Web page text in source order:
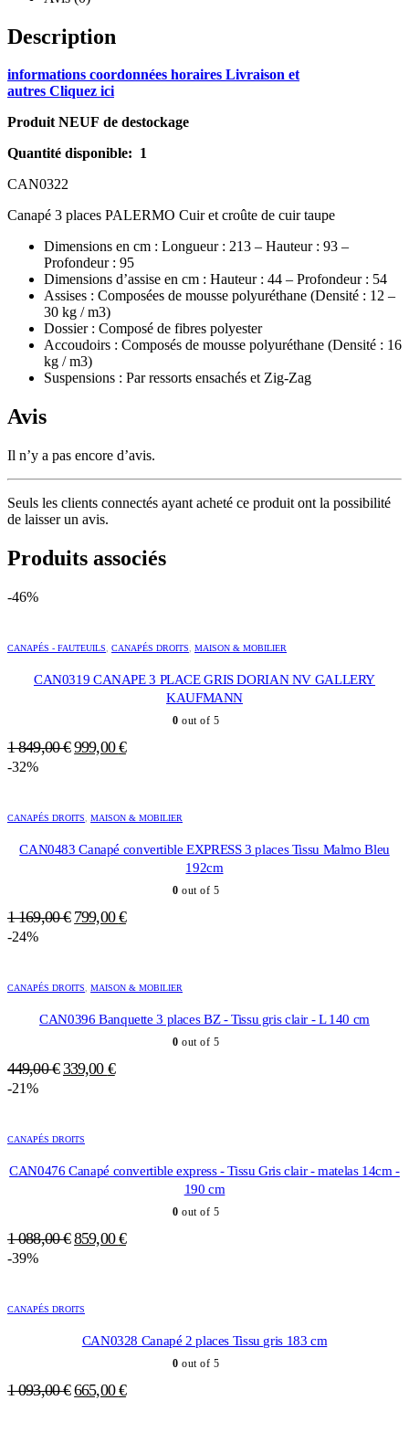
Description
informations coordonnées horaires Livraison et
autres Cliquez ici
Produit NEUF de destockage
Quantité disponible: 1
CAN0322
Canapé 3 places PALERMO Cuir et croûte de cuir taupe
Dimensions en cm : Longueur : 213 – Hauteur : 93 –
Profondeur : 95
Dimensions d’assise en cm : Hauteur : 44 – Profondeur : 54
Assises : Composées de mousse polyuréthane (Densité : 12 –
30 kg / m3)
Dossier : Composé de fibres polyester
Accoudoirs : Composés de mousse polyuréthane (Densité : 16
kg / m3)
Suspensions : Par ressorts ensachés et Zig-Zag
Avis
Il n’y a pas encore d’avis.
Seuls les clients connectés ayant acheté ce produit ont la possibilité
de laisser un avis.
Produits associés
-46%
CANAPÉS - FAUTEUILS CANAPÉS DROITS MAISON & MOBILIER
CAN0319 CANAPE 3 PLACE GRIS DORIAN NV GALLERY
KAUFMANN
0 out of 5
1 849,00€Le
1
849,00 €.
999,00€Le
999,00 €.
-32%
CANAPÉS DROITS MAISON & MOBILIER
CAN0483 Canapé convertible EXPRESS 3 places Tissu Malmo Bleu
192cm
0 out of 5
1 169,00€ Le
1
169,00 €.
799,00€Le
799,00 €.
-24%
CANAPÉS DROITS MAISON & MOBILIER
CAN0396 Banquette 3 places BZ - Tissu gris clair - L 140 cm
0 out of 5
449,00€ Le
449,00 €.
339,00 €Le
-21%
CANAPÉS DROITS
CAN0476 Canapé convertible express - Tissu Gris clair - matelas 14cm -
190 cm
0 out of 5
1 088,00€Le
1
088,00 €.
859,00€Le
-39%
CANAPÉS DROITS
CAN0328 Canapé 2 places Tissu gris 183 cm
0 out of 5
1 093,00€Le
665,00€Le